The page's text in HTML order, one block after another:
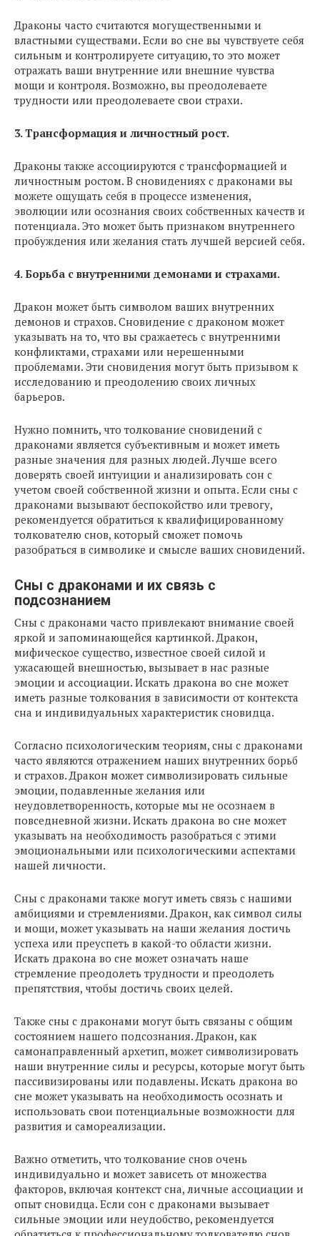
Драконы часто считаются могущественными и
властными существами. Если во сне вы чувствуете себя
сильным и контролируете ситуацию, то это может
отражать ваши внутренние или внешние чувства
мощи и контроля. Возможно, вы преодолеваете
трудности или преодолеваете свои страхи.
3. Трансформация и личностный рост.
Драконы также ассоциируются с трансформацией и
личностным ростом. В сновидениях с драконами вы
можете ощущать себя в процессе изменения,
эволюции или осознания своих собственных качеств и
потенциала. Это может быть признаком внутреннего
пробуждения или желания стать лучшей версией себя.
4. Борьба с внутренними демонами и страхами.
Дракон может быть символом ваших внутренних
демонов и страхов. Сновидение с драконом может
указывать на то, что вы сражаетесь с внутренними
конфликтами, страхами или нерешенными
проблемами. Эти сновидения могут быть призывом к
исследованию и преодолению своих личных
барьеров.
Нужно помнить, что толкование сновидений с
драконами является субъективным и может иметь
разные значения для разных людей. Лучше всего
доверять своей интуиции и анализировать сон с
учетом своей собственной жизни и опыта. Если сны с
драконами вызывают беспокойство или тревогу,
рекомендуется обратиться к квалифицированному
толкователю снов, который сможет помочь
разобраться в символике и смысле ваших сновидений.
Сны с драконами и их связь с
подсознанием
Сны с драконами часто привлекают внимание своей
яркой и запоминающейся картинкой. Дракон,
мифическое существо, известное своей силой и
ужасающей внешностью, вызывает в нас разные
эмоции и ассоциации. Искать дракона во сне может
иметь разные толкования в зависимости от контекста
сна и индивидуальных характеристик сновидца.
Согласно психологическим теориям, сны с драконами
часто являются отражением наших внутренних борьб
и страхов. Дракон может символизировать сильные
эмоции, подавленные желания или
неудовлетворенность, которые мы не осознаем в
повседневной жизни. Искать дракона во сне может
указывать на необходимость разобраться с этими
эмоциональными или психологическими аспектами
нашей личности.
Сны с драконами также могут иметь связь с нашими
амбициями и стремлениями. Дракон, как символ силы
и мощи, может указывать на наши желания достичь
успеха или преуспеть в какой-то области жизни.
Искать дракона во сне может означать наше
стремление преодолеть трудности и преодолеть
препятствия, чтобы достичь своих целей.
Также сны с драконами могут быть связаны с общим
состоянием нашего подсознания. Дракон, как
самонаправленный архетип, может символизировать
наши внутренние силы и ресурсы, которые могут быть
пассивизированы или подавлены. Искать дракона во
сне может указывать на необходимость осознать и
использовать свои потенциальные возможности для
развития и самореализации.
Важно отметить, что толкование снов очень
индивидуально и может зависеть от множества
факторов, включая контекст сна, личные ассоциации и
опыт сновидца. Если сон с драконами вызывает
сильные эмоции или неудобство, рекомендуется